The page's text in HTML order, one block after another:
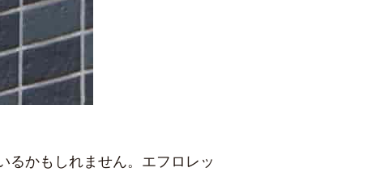
るかもしれません。エフロレッ